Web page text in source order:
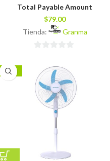
Total Payable Amount
$79.00
Tienda:
Granma
5
-14%